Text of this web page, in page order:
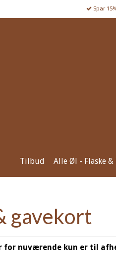
Spar
Tilbud Alle Øl - Flaske &
gavekort
nuværende kun er til